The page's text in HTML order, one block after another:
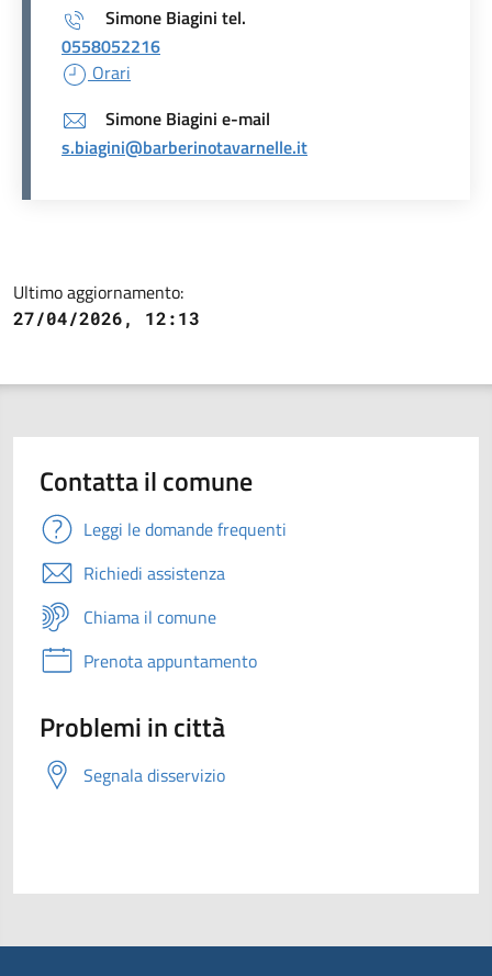
Simone Biagini tel.
0558052216
Orari
Simone Biagini e-mail
s.biagini@barberinotavarnelle.it
Ultimo aggiornamento:
27/04/2026, 12:13
Contatta il comune
Leggi le domande frequenti
Richiedi assistenza
Chiama il comune
Prenota appuntamento
Problemi in città
Segnala disservizio